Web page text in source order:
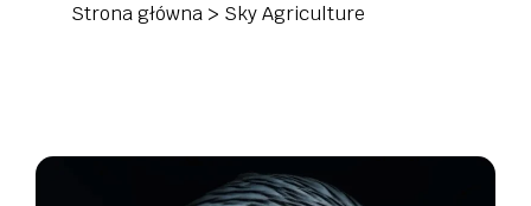
Strona główna > Sky Agriculture